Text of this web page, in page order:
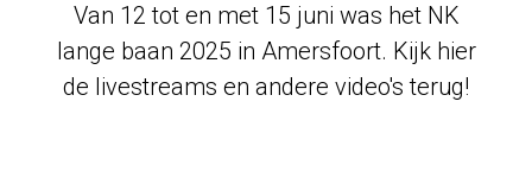
Van 12 tot en met 15 juni was het NK
lange baan 2025 in Amersfoort. Kijk hier
de livestreams en andere video's terug!